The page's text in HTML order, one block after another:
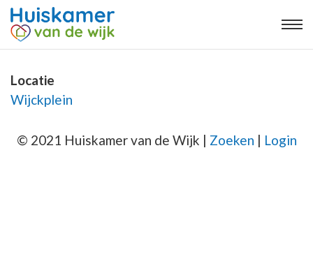
Locatie
Wijckplein
© 2021 Huiskamer van de Wijk | Zoeken | Login